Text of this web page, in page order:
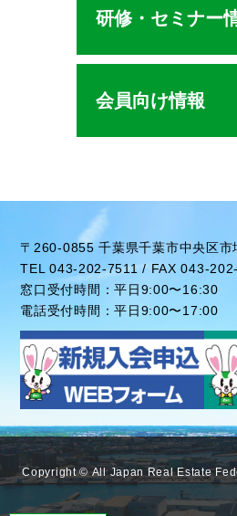
研修・セミナー
会員向け情報
〒260-0855 千葉県千葉市中央区
TEL 043-202-7511 / FAX 043-
窓口受付時間：平日9:00〜16:30
電話受付時間：平日9:00〜17:00
Copyright © All Japan Real Estate